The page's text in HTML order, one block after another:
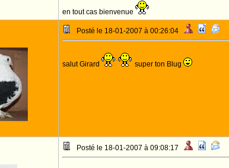
en tout cas bienvenue
Posté le 18-01-2007 à 00:26:04
salut Girard super ton Blug
Posté le 18-01-2007 à 09:08:17